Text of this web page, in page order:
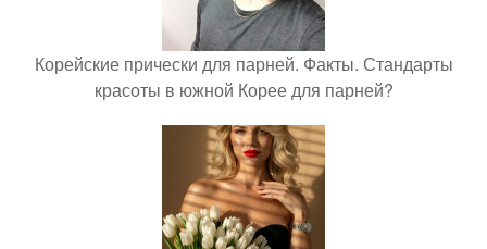
Корейские прически для парней. Факты. Стандарты
красоты в южной Корее для парней?